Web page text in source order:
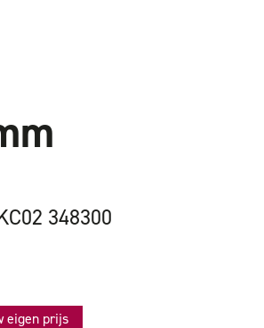
348300
eigen prijs